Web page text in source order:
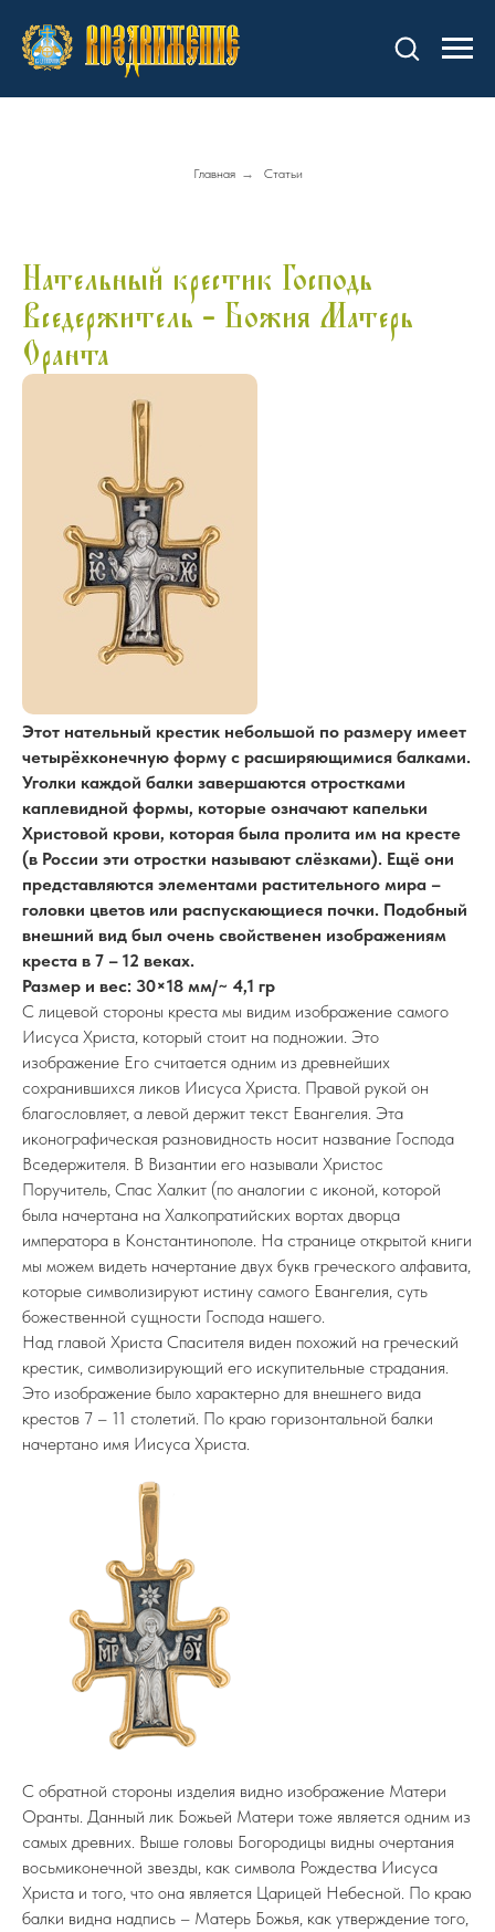
Главная → Статьи
Нательный крестик Господь
Вседержитель - Божия Матерь
Оранта
Этот нательный крестик небольшой по размеру имеет
четырёхконечную форму с расширяющимися балками.
Уголки каждой балки завершаются отростками
каплевидной формы, которые означают капельки
Христовой крови, которая была пролита им на кресте
(в России эти отростки называют слёзками). Ещё они
представляются элементами растительного мира –
головки цветов или распускающиеся почки. Подобный
внешний вид был очень свойственен изображениям
креста в 7 – 12 веках.
Размер и вес: 30×18 мм/~ 4,1 гр
С лицевой стороны креста мы видим изображение самого
Иисуса Христа, который стоит на подножии. Это
изображение Его считается одним из древнейших
сохранившихся ликов Иисуса Христа. Правой рукой он
благословляет, а левой держит текст Евангелия. Эта
иконографическая разновидность носит название Господа
Вседержителя. В Византии его называли Христос
Поручитель, Спас Халкит (по аналогии с иконой, которой
была начертана на Халкопратийских вортах дворца
императора в Константинополе. На странице открытой книги
мы можем видеть начертание двух букв греческого алфавита,
которые символизируют истину самого Евангелия, суть
божественной сущности Господа нашего.
Над главой Христа Спасителя виден похожий на греческий
крестик, символизирующий его искупительные страдания.
Это изображение было характерно для внешнего вида
крестов 7 – 11 столетий. По краю горизонтальной балки
начертано имя Иисуса Христа.
С обратной стороны изделия видно изображение Матери
Оранты. Данный лик Божьей Матери тоже является одним из
самых древних. Выше головы Богородицы видны очертания
восьмиконечной звезды, как символа Рождества Иисуса
Христа и того, что она является Царицей Небесной. По краю
балки видна надпись – Матерь Божья, как утверждение того,